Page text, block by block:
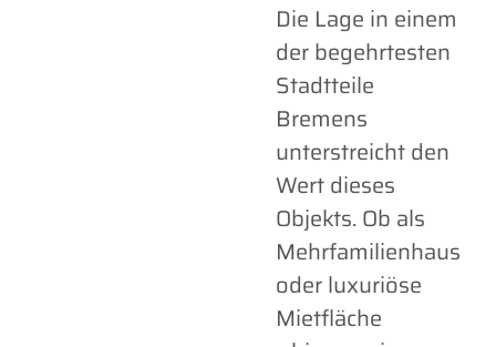
Die Lage in einem
der begehrtesten
Stadtteile
Bremens
unterstreicht den
Wert dieses
Objekts. Ob als
Mehrfamilienhaus
oder luxuriöse
Mietfläche